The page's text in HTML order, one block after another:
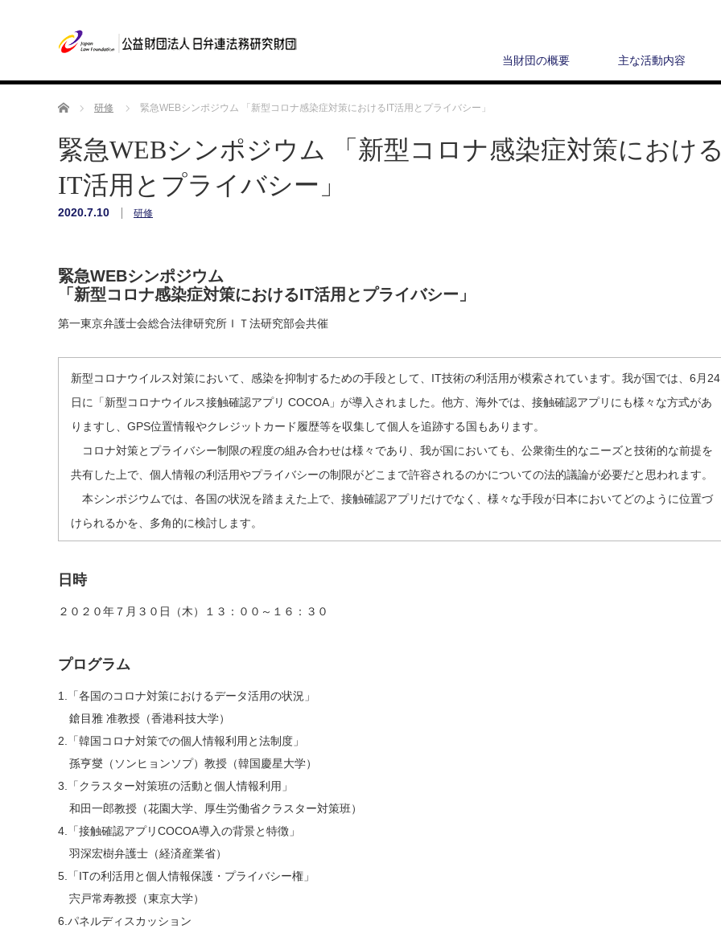
当財団の概要 主な活動内容
ホーム 研修 緊急WEBシンポジウム 「新型コロナ感染症対策におけるIT活用とプライバシー」
緊急WEBシンポジウム 「新型コロナ感染症対策におけ
IT活用とプライバシー」
2020.7.10 研修
緊急WEBシンポジウム
「新型コロナ感染症対策におけるIT活用とプライバシー」
第一東京弁護士会総合法律研究所ＩＴ法研究部会共催
新型コロナウイルス対策において、感染を抑制するための手段として、IT技術の利活用が模索されています。我が国では、6月24
日に「新型コロナウイルス接触確認アプリ COCOA」が導入されました。他方、海外では、接触確認アプリにも様々な方式があ
りますし、GPS位置情報やクレジットカード履歴等を収集して個人を追跡する国もあります。
コロナ対策とプライバシー制限の程度の組み合わせは様々であり、我が国においても、公衆衛生的なニーズと技術的な前提を
共有した上で、個人情報の利活用やプライバシーの制限がどこまで許容されるのかについての法的議論が必要だと思われます。
本シンポジウムでは、各国の状況を踏まえた上で、接触確認アプリだけでなく、様々な手段が日本においてどのように位置づ
けられるかを、多角的に検討します。
日時
２０２０年７月３０日（木）１３：００～１６：３０
プログラム
1.「各国のコロナ対策におけるデータ活用の状況」
鎗目雅 准教授（香港科技大学）
2.「韓国コロナ対策での個人情報利用と法制度」
孫亨燮（ソンヒョンソプ）教授（韓国慶星大学）
3.「クラスター対策班の活動と個人情報利用」
和田一郎教授（花園大学、厚生労働省クラスター対策班）
4.「接触確認アプリCOCOA導入の背景と特徴」
羽深宏樹弁護士（経済産業省）
5.「ITの利活用と個人情報保護・プライバシー権」
宍戸常寿教授（東京大学）
6.パネルディスカッション